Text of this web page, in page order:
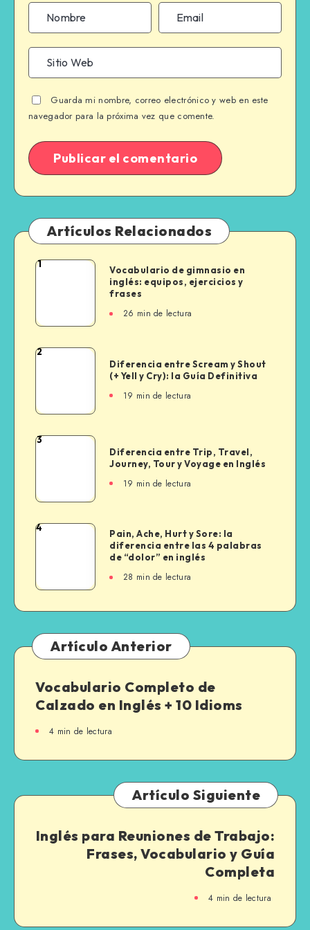
Guarda mi nombre, correo electrónico y web en este
navegador para la próxima vez que comente.
Artículos Relacionados
Vocabulario
inglés:
equipos,
1
Vocabulario de gimnasio en
inglés: equipos, ejercicios y
frases
26 min de lectura
Diferencia
Shout
(+
la
Definitiva
2
Diferencia entre Scream y Shout
(+ Yell y Cry): la Guía Definitiva
19 min de lectura
Diferencia
Journey,
Tour
Inglés
3
Diferencia entre Trip, Travel,
Journey, Tour y Voyage en Inglés
19 min de lectura
Pain,
Sore:
la
entre
las
palabras
de
4
Pain, Ache, Hurt y Sore: la
diferencia entre las 4 palabras
de “dolor” en inglés
28 min de lectura
Artículo Anterior
Vocabulario Completo de
Calzado en Inglés + 10 Idioms
4 min de lectura
Artículo Siguiente
Inglés para Reuniones de Trabajo:
Frases, Vocabulario y Guía
Completa
4 min de lectura